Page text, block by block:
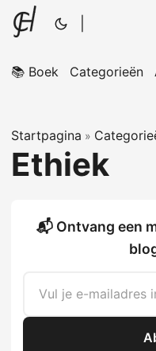
📚 Boek Categorieën
Startpagina »
Ethiek
📬 Ontvang een